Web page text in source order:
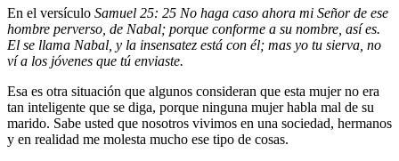
En el versículo Samuel 25: 25 No haga caso ahora mi Señor de ese
hombre perverso, de Nabal; porque conforme a su nombre, así es.
El se llama Nabal, y la insensatez está con él; mas yo tu sierva, no
ví a los jóvenes que tú enviaste.
Esa es otra situación que algunos consideran que esta mujer no era
tan inteligente que se diga, porque ninguna mujer habla mal de su
marido. Sabe usted que nosotros vivimos en una sociedad, hermanos
y en realidad me molesta mucho ese tipo de cosas.